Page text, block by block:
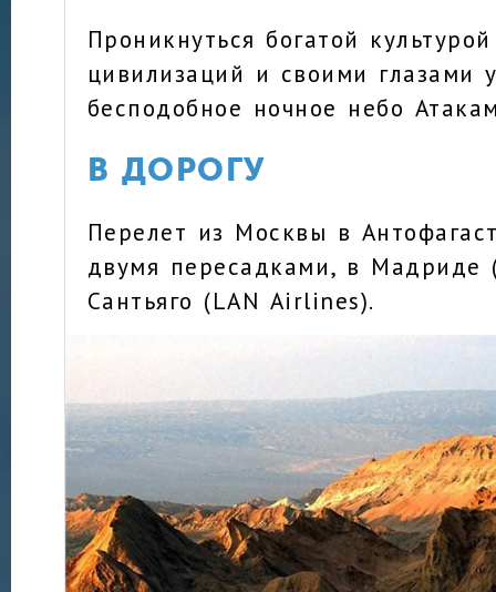
Проникнуться богатой
цивилизаций и своими глазами
бесподобное ночное небо
В ДОРОГУ
Перелет из Москвы в
двумя пересадками, в Мадриде
Сантьяго (LAN Airlines).